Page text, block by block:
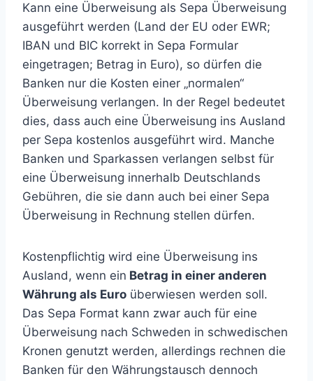
Kann eine Überweisung als Sepa Überweisung
ausgeführt werden (Land der EU oder EWR;
IBAN und BIC korrekt in Sepa Formular
eingetragen; Betrag in Euro), so dürfen die
Banken nur die Kosten einer „normalen“
Überweisung verlangen. In der Regel bedeutet
dies, dass auch eine Überweisung ins Ausland
per Sepa kostenlos ausgeführt wird. Manche
Banken und Sparkassen verlangen selbst für
eine Überweisung innerhalb Deutschlands
Gebühren, die sie dann auch bei einer Sepa
Überweisung in Rechnung stellen dürfen.
Kostenpflichtig wird eine Überweisung ins
Ausland, wenn ein Betrag in einer anderen
Währung als Euro überwiesen werden soll.
Das Sepa Format kann zwar auch für eine
Überweisung nach Schweden in schwedischen
Kronen genutzt werden, allerdings rechnen die
Banken für den Währungstausch dennoch